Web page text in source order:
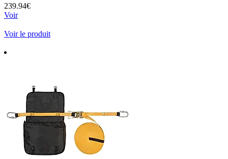
239.94€
Voir
Voir le produit